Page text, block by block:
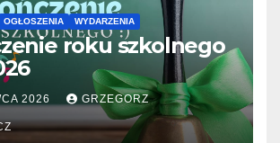
OGŁOSZENIA WYDARZENIA
roku szkolnego
2026 GRZEGORZ